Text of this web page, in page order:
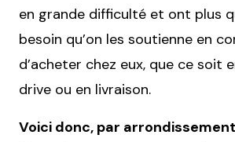
en grande difficulté et ont plus
besoin qu’on les soutienne en
d’acheter chez eux, que ce soit
drive ou en livraison.
Voici donc, par